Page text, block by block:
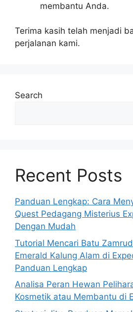
membantu Anda.
Terima kasih telah menjadi
perjalanan kami.
Search
Recent Posts
Panduan Lengkap: Cara
Quest Pedagang Misterius
Dengan Mudah
Tutorial Mencari Batu
Emerald Kalung Alam di
Panduan Lengkap
Analisa Peran Hewan
Kosmetik atau Membantu di